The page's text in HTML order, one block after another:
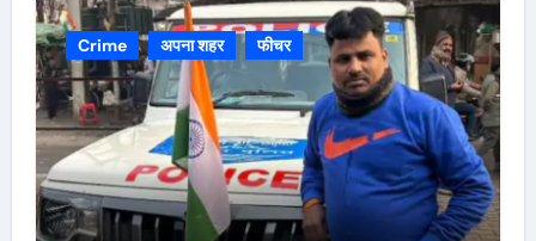
Crime अपना शहर फीचर